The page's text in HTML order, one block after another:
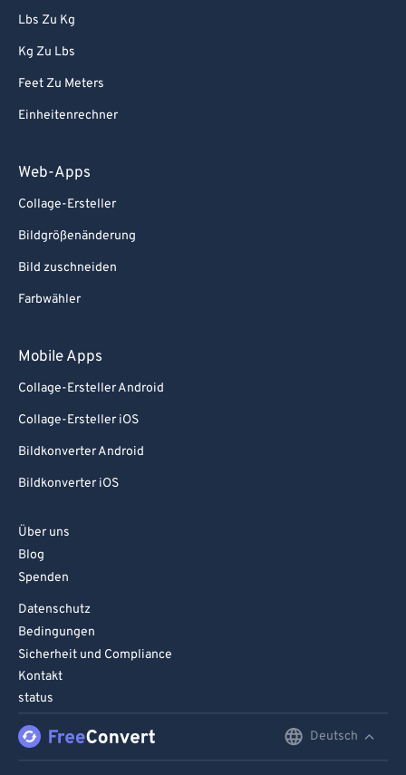
Lbs Zu Kg
Kg Zu Lbs
Feet Zu Meters
Einheitenrechner
Web-Apps
Collage-Ersteller
Bildgrößenänderung
Bild zuschneiden
Farbwähler
Mobile Apps
Collage-Ersteller Android
Collage-Ersteller iOS
Bildkonverter Android
Bildkonverter iOS
Über uns
Blog
Spenden
Datenschutz
Bedingungen
Sicherheit und Compliance
Kontakt
status
Deutsch